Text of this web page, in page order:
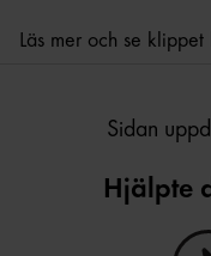
Läs mer och se klippet
Sidan
Hjälpte